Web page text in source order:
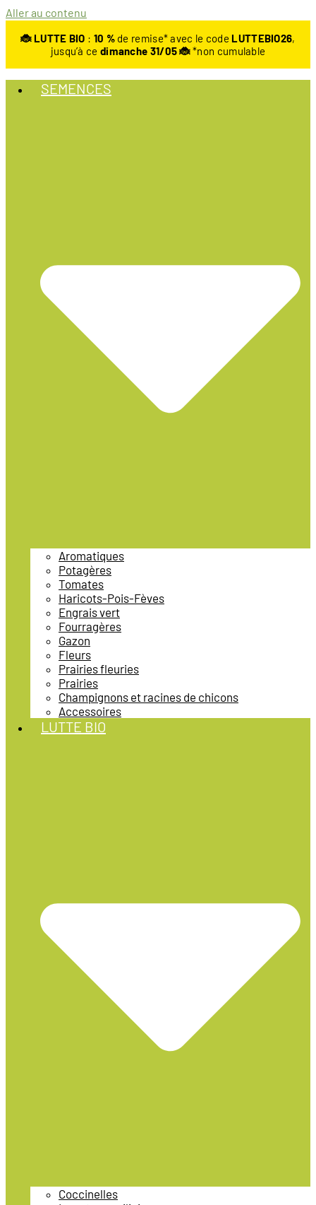
Aller au contenu
🐞 LUTTE BIO : 10 %de remise* avec le code LUTTEBIO26,
jusqu’à ce dimanche 31/05 🐞*non cumulable
SEMENCES
Aromatiques
Potagères
Tomates
Haricots-Pois-Fèves
Engrais vert
Fourragères
Gazon
Fleurs
Prairies fleuries
Prairies
Champignons et racines de chicons
Accessoires
LUTTE BIO
Coccinelles